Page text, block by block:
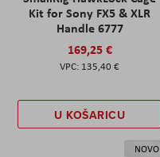
Kit for Sony FX5 & XLR
Handle 6777
169,25 €
135,40 €
U KOŠARICU
NOVO